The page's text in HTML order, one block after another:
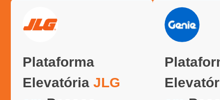
Plataforma
ElevatóriaJLG